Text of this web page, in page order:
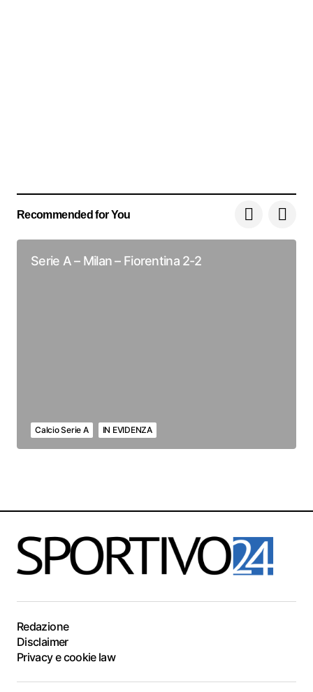
Recommended for You
Serie A – Milan – Fiorentina 2-2
Calcio Serie A IN EVIDENZA
Redazione
Disclaimer
Privacy e cookie law